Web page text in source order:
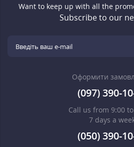
Want to keep up with all the
Subscribe to our
Оформити
(097) 390-
Call us from 9:00
7 days a
(050) 390-